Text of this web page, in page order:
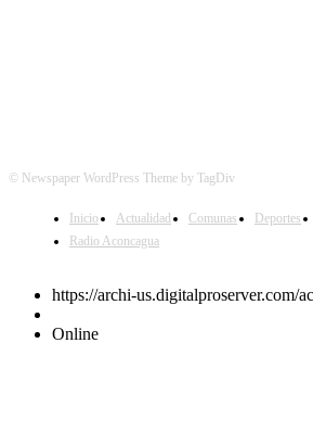
© Newspaper WordPress Theme by TagDiv
Inicio Actualidad Comunas Deportes
Radio Aconcagua
https://archi-us.digitalproserver.com/
Online